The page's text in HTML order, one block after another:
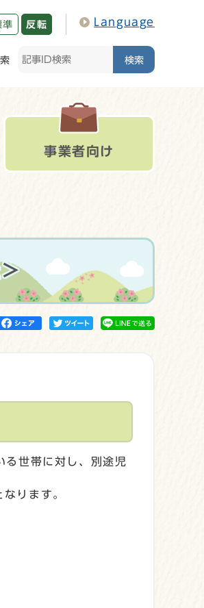
準 反転 Language
検索
事業者向け
>
る世帯に対し、別途児
ります。